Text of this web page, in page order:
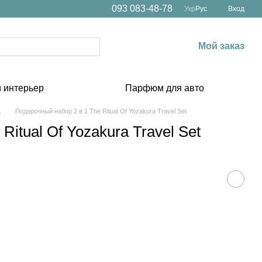
093 083-48-78 Укр Рус Вход
Мой заказ
Парфюм для авто
Подарочный набор 2 в 1 The Ritual Of Yozakura Travel Set
Of Yozakura Travel Set